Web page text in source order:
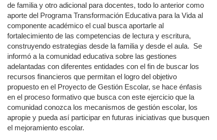
de familia y otro adicional para docentes, todo lo anterior como
aporte del Programa Transformación Educativa para la Vida al
componente académico el cual busca aportarle al
fortalecimiento de las competencias de lectura y escritura,
construyendo estrategias desde la familia y desde el aula. Se
informó a la comunidad educativa sobre las gestiones
adelantadas con diferentes entidades con el fin de buscar los
recursos financieros que permitan el logro del objetivo
propuesto en el Proyecto de Gestión Escolar, se hace énfasis
en el proceso formativo que busca con este ejercicio que la
comunidad conozca los mecanismos de gestión escolar, los
apropie y pueda así participar en futuras iniciativas que busquen
el mejoramiento escolar.